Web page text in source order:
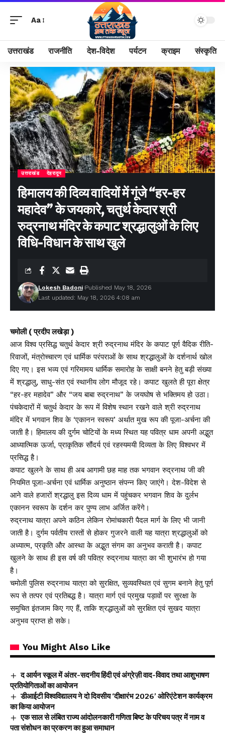
Aa
उत्तराखंड राजनीति देश-विदेश पर्यटन क्राइम संस्कृति
उत्तराखंड देहरादून
हिमालय की दिव्य वादियों में गूंजे “हर-हर
महादेव” के जयकारे, चतुर्थ केदार श्री
रुद्रनाथ मंदिर के कपाट श्रद्धालुओं के लिए
विधि-विधान के साथ खुले
Last updated: May 18, 2026 4:08 am
Lokesh Badoni Published May 18, 2026
चमोली ( प्रदीप लखेड़ा )
आज विश्व प्रसिद्ध चतुर्थ केदार श्री रुद्रनाथ मंदिर के कपाट पूर्ण वैदिक रीति-
रिवाजों, मंत्रोच्चारण एवं धार्मिक परंपराओं के साथ श्रद्धालुओं के दर्शनार्थ खोल
दिए गए। इस भव्य एवं गरिमामय धार्मिक समारोह के साक्षी बनने हेतु बड़ी संख्या
में श्रद्धालु, साधु-संत एवं स्थानीय लोग मौजूद रहे। कपाट खुलते ही पूरा क्षेत्र
“हर-हर महादेव” और “जय बाबा रुद्रनाथ” के जयघोष से भक्तिमय हो उठा।
पंचकेदारों में चतुर्थ केदार के रूप में विशेष स्थान रखने वाले श्री रुद्रनाथ
मंदिर में भगवान शिव के ‘एकानन स्वरूप’ अर्थात मुख रूप की पूजा-अर्चना की
जाती है। हिमालय की दुर्गम चोटियों के मध्य स्थित यह पवित्र धाम अपनी अद्भुत
आध्यात्मिक ऊर्जा, प्राकृतिक सौंदर्य एवं रहस्यमयी दिव्यता के लिए विश्वभर में
प्रसिद्ध है।
कपाट खुलने के साथ ही अब आगामी छह माह तक भगवान रुद्रनाथ जी की
नियमित पूजा-अर्चना एवं धार्मिक अनुष्ठान संपन्न किए जाएंगे। देश-विदेश से
आने वाले हजारों श्रद्धालु इस दिव्य धाम में पहुंचकर भगवान शिव के दुर्लभ
एकानन स्वरूप के दर्शन कर पुण्य लाभ अर्जित करेंगे।
रुद्रनाथ यात्रा अपने कठिन लेकिन रोमांचकारी पैदल मार्ग के लिए भी जानी
जाती है। दुर्गम पर्वतीय रास्तों से होकर गुजरने वाली यह यात्रा श्रद्धालुओं को
अध्यात्म, प्रकृति और आस्था के अद्भुत संगम का अनुभव कराती है। कपाट
खुलने के साथ ही इस वर्ष की पवित्र रुद्रनाथ यात्रा का भी शुभारंभ हो गया
है।
चमोली पुलिस रुद्रनाथ यात्रा को सुरक्षित, सुव्यवस्थित एवं सुगम बनाने हेतु पूर्ण
रूप से तत्पर एवं प्रतिबद्ध है। यात्रा मार्ग एवं प्रमुख पड़ावों पर सुरक्षा के
समुचित इंतजाम किए गए हैं, ताकि श्रद्धालुओं को सुरक्षित एवं सुखद यात्रा
अनुभव प्राप्त हो सके।
You Might Also Like
द आर्यन स्कूल में अंतर-सदनीय हिंदी एवं अंग्रेज़ी वाद-विवाद तथा आशुभाषण
प्रतियोगिताओं का आयोजन
डीआईटी विश्वविद्यालय ने दो दिवसीय ‘दीक्षारंभ 2026’ ओरिएंटेशन कार्यक्रम
का किया आयोजन
एक साल से लंबित राज्य आंदोलनकारी गणिता बिष्ट के परिचय पत्र में नाम व
पता संशोधन का प्रकरण का हुआ समाधान